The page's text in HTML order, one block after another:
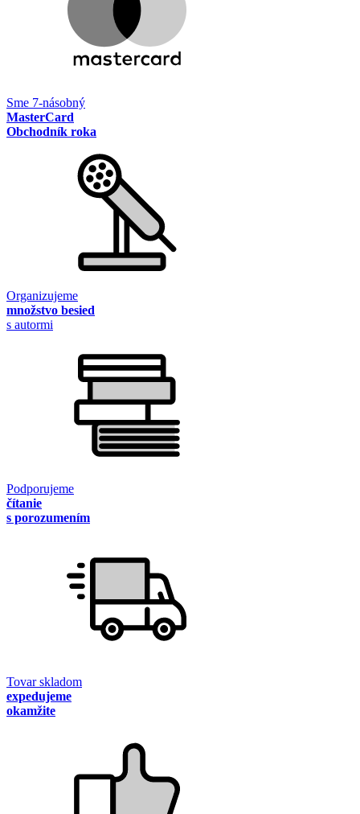
Sme 7-násobný
MasterCard
Obchodník roka
Organizujeme
množstvo besied
s autormi
Podporujeme
čítanie
s porozumením
Tovar skladom
expedujeme
okamžite